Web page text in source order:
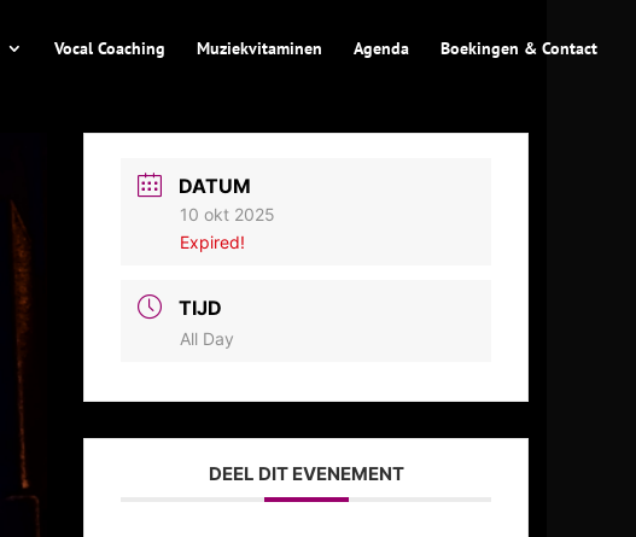
Vocal Coaching Muziekvitaminen Agenda Boekingen & Contact
DATUM
10 okt 2025
Expired!
TIJD
All Day
DEEL DIT EVENEMENT